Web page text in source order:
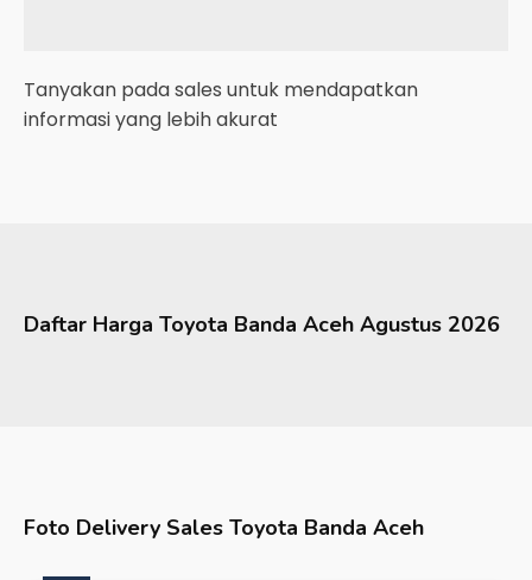
Tanyakan pada sales untuk mendapatkan
informasi yang lebih akurat
Daftar Harga Toyota Banda Aceh Agustus 2026
Foto Delivery Sales Toyota Banda Aceh